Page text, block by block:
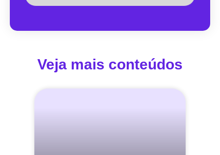
Veja mais conteúdos